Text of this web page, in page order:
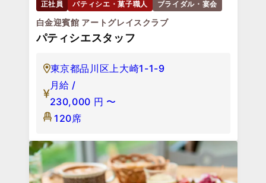
正社員 パティシエ・菓子職人 ブライダル・宴会
白金迎賓館 アートグレイスクラブ
パティシエスタッフ
東京都品川区上大崎1-1-9
月給 /
230,000 円 〜
120席